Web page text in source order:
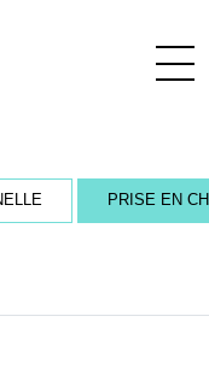
PRISE EN